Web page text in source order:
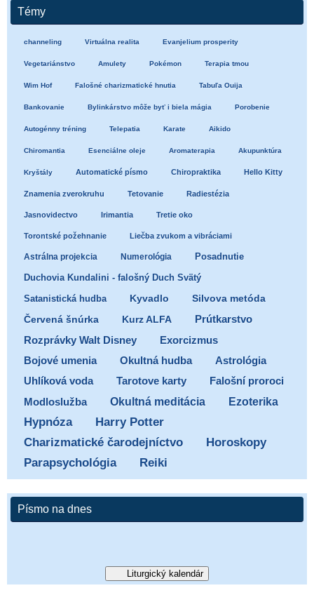
Témy
channeling Virtuálna realita Evanjelium prosperity
Vegetariánstvo Amulety Pokémon Terapia tmou
Wim Hof Falošné charizmatické hnutia Tabuľa Ouija
Bankovanie Bylinkárstvo môže byť i biela mágia Porobenie
Autogénny tréning Telepatia Karate Aikido
Chiromantia Esenciálne oleje Aromaterapia Akupunktúra
Kryštály Automatické písmo Chiropraktika Hello Kitty
Znamenia zverokruhu Tetovanie Radiestézia
Jasnovidectvo Irimantia Tretie oko
Torontské požehnanie Liečba zvukom a vibráciami
Astrálna projekcia Numerológia
Posadnutie
Duchovia Kundalini - falošný Duch Svätý
Satanistická hudba
Kyvadlo
Silvova metóda
Červená šnúrka
Kurz ALFA
Prútkarstvo
Rozprávky Walt Disney
Exorcizmus
Bojové umenia
Okultná hudba
Astrológia
Uhlíková voda
Tarotove karty
Falošní proroci
Modloslužba
Okultná meditácia Ezoterika
Hypnóza
Harry Potter
Charizmatické čarodejníctvo
Horoskopy
Parapsychológia
Reiki
Písmo na dnes
Liturgický kalendár